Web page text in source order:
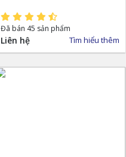
Đã bán 45 sản phẩm
Liên hệ Tìm hiểu thêm